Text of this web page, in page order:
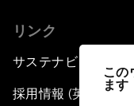
この
ます
リンク
サステナビリティへ
採用情報 (英語のみ)